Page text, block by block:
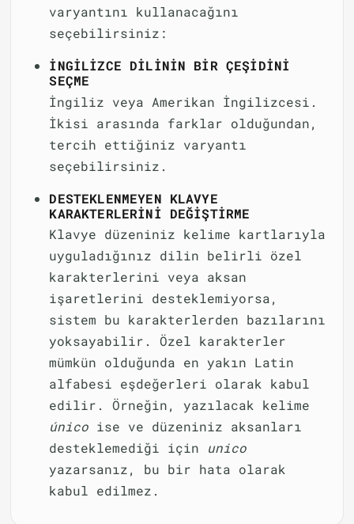
varyantını kullanacağını
seçebilirsiniz:
İNGILIZCE DILININ BIR ÇEŞIDINI
SEÇME
İngiliz veya Amerikan İngilizcesi.
İkisi arasında farklar olduğundan,
tercih ettiğiniz varyantı
seçebilirsiniz.
DESTEKLENMEYEN KLAVYE
KARAKTERLERINI DEĞIŞTIRME
Klavye düzeniniz kelime kartlarıyla
uyguladığınız dilin belirli özel
karakterlerini veya aksan
işaretlerini desteklemiyorsa,
sistem bu karakterlerden bazılarını
yoksayabilir. Özel karakterler
mümkün olduğunda en yakın Latin
alfabesi eşdeğerleri olarak kabul
edilir. Örneğin, yazılacak kelime
único ise ve düzeniniz aksanları
desteklemediği için unico
yazarsanız, bu bir hata olarak
kabul edilmez.